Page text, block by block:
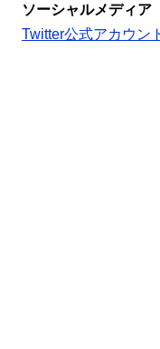
ソーシャルメディア
Twitter公式アカウン